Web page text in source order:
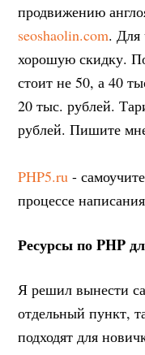
продвижению
seoshaolin.com. Для
хорошую скидку.
стоит не 50, а 40
20 тыс. рублей.
рублей. Пишите
PHP5.ru -
процессе
Ресурсы по PHP
Я решил вынести
отдельный пункт,
подходят для